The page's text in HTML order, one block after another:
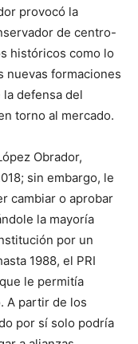
provocó la
de centro-
históricos como lo
nuevas formaciones
defensa del
torno al mercado.
Obrador,
sin embargo, le
cambiar o aprobar
la mayoría
por un
1988, el PRI
le permitía
A partir de los
por sí solo podría